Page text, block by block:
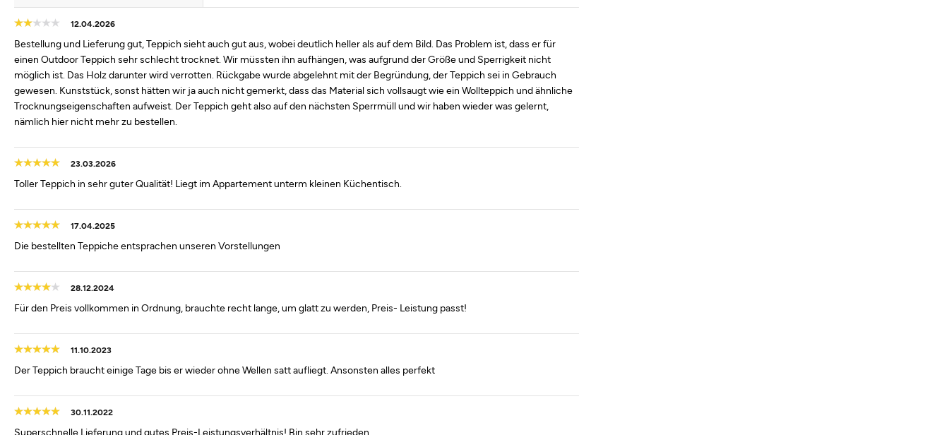
12.04.2026
Bestellung und Lieferung gut, Teppich sieht auch gut aus, wobei deutlich heller als auf dem Bild. Das Problem ist, dass er für
einen Outdoor Teppich sehr schlecht trocknet. Wir müssten ihn aufhängen, was aufgrund der Größe und Sperrigkeit nicht
möglich ist. Das Holz darunter wird verrotten. Rückgabe wurde abgelehnt mit der Begründung, der Teppich sei in Gebrauch
gewesen. Kunststück, sonst hätten wir ja auch nicht gemerkt, dass das Material sich vollsaugt wie ein Wollteppich und ähnliche
Trocknungseigenschaften aufweist. Der Teppich geht also auf den nächsten Sperrmüll und wir haben wieder was gelernt,
nämlich hier nicht mehr zu bestellen.
23.03.2026
Toller Teppich in sehr guter Qualität! Liegt im Appartement unterm kleinen Küchentisch.
17.04.2025
Die bestellten Teppiche entsprachen unseren Vorstellungen
28.12.2024
Für den Preis vollkommen in Ordnung, brauchte recht lange, um glatt zu werden, Preis- Leistung passt!
11.10.2023
Der Teppich braucht einige Tage bis er wieder ohne Wellen satt aufliegt. Ansonsten alles perfekt
30.11.2022
Superschnelle Lieferung und gutes Preis-Leistungsverhältnis! Bin sehr zufrieden.